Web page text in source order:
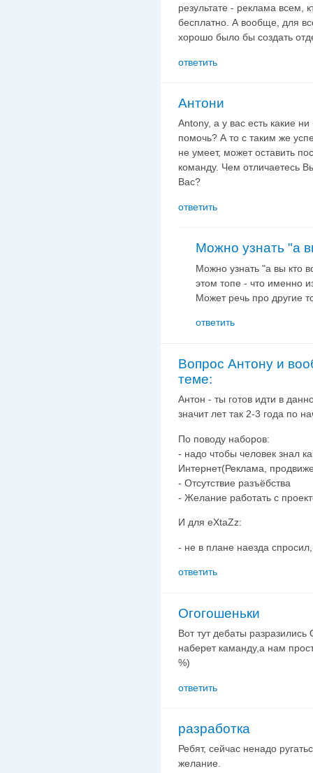
результате - реклама всем,
бесплатно. А вообще, для
хорошо было бы создать
ответить
Антони
Antony, а у вас есть какие
помочь? А то с таким же
не умеет, может оставить
команду. Чем отличаетесь
Вас?
ответить
Можно узнать "а
Можно узнать "а вы кто
этом топе - что именно
Может речь про другие
ответить
Вопрос Антону и
теме:
Антон - ты готов идти в
значит лет так 2-3 года по
По поводу наборов:
- надо чтобы человек знал
Интернет(Реклама,
- Отсутствие разъёбства
- Желание работать с
И для eXtaZz:
- не в плане наезда спросил,
ответить
Огогошеньки
Вот тут дебаты
наберет каманду,а нам
%)
ответить
разработка
Ребят, сейчас ненадо
желание.